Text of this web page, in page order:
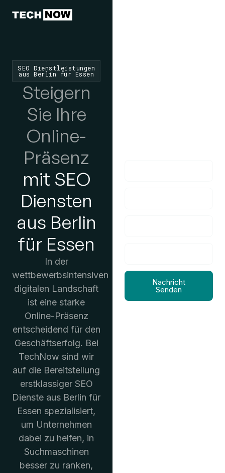
SEO Dienstleistungen
aus Berlin für Essen
Steigern
Sie Ihre
Online-
Präsenz
mit SEO
Diensten
aus Berlin
für Essen
In der
wettbewerbsintensiven
digitalen Landschaft
ist eine starke
Online-Präsenz
entscheidend für den
Geschäftserfolg. Bei
TechNow sind wir
auf die Bereitstellung
erstklassiger SEO
Dienste aus Berlin für
Essen spezialisiert,
um Unternehmen
dabei zu helfen, in
Suchmaschinen
besser zu ranken,
Nachricht
Senden